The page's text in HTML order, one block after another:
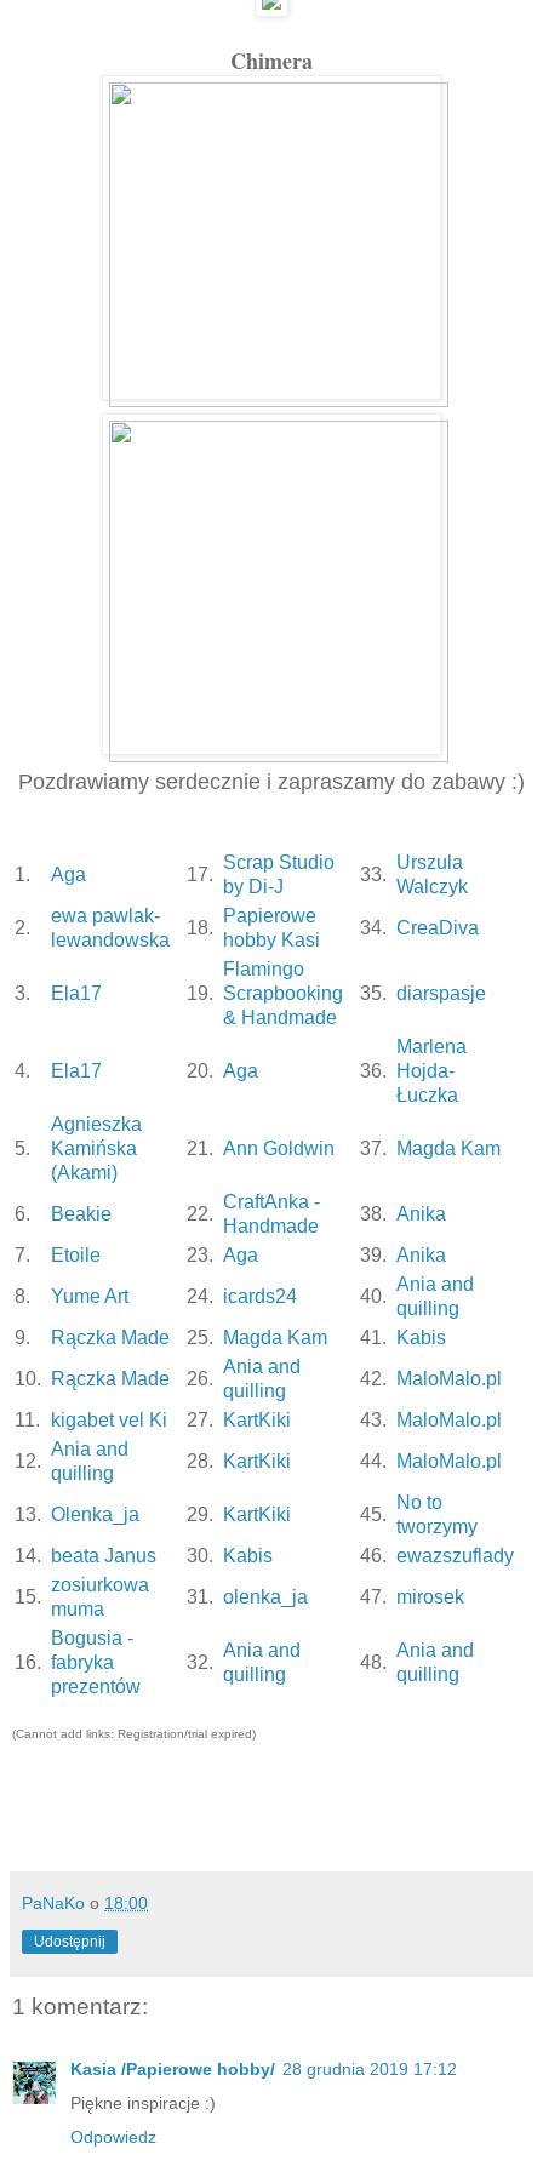
Chimera
Pozdrawiamy serdecznie i zapraszamy do zabawy :)
1. Aga 17.
Scrap Studio
by Di-J
33.
Urszula
Walczyk
2.
ewa pawlak-
lewandowska
18.
Papierowe
hobby Kasi
34. CreaDiva
3. Ela17 19.
Flamingo
Scrapbooking
& Handmade
35. diarspasje
4. Ela17 20. Aga 36.
Marlena
Hojda-
Łuczka
5.
Agnieszka
Kamińska
(Akami)
21. Ann Goldwin 37. Magda Kam
6. Beakie 22.
CraftAnka -
Handmade
38. Anika
7.
Etoile 23. Aga 39. Anika
8.
Yume Art 24. icards24 40.
Ania and
quilling
9.
Rączka Made 25. Magda Kam 41.
Kabis
10.
Rączka Made 26.
Ania and
quilling
42.
MaloMalo.pl
11.
kigabet vel Ki 27. KartKiki 43.
MaloMalo.pl
12.
Ania and
quilling
28. KartKiki 44. MaloMalo.pl
13. Olenka_ja 29. KartKiki 45.
No to
tworzymy
14.
beata Janus 30. Kabis 46. ewazszuflady
15.
zosiurkowa
muma
31. olenka_ja 47. mirosek
16.
Bogusia -
fabryka
prezentów
32.
Ania and
quilling
48.
Ania and
quilling
(Cannot add links: Registration/trial expired)
PaNaKo o 18:00
Udostępnij
1 komentarz:
Kasia /Papierowe hobby/ 28 grudnia 2019 17:12
Piękne inspiracje :)
Odpowiedz